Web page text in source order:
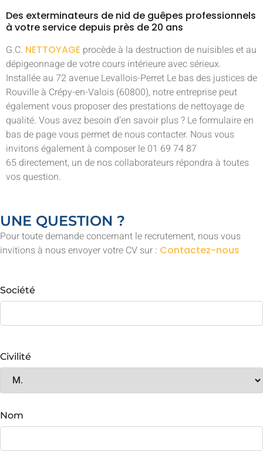
Des exterminateurs de nid de guêpes professionnels
à votre service depuis près de 20 ans
G.C. NETTOYAGE procède à la destruction de nuisibles et au
dépigeonnage de votre cours intérieure avec sérieux.
Installée au 72 avenue Levallois-Perret Le bas des justices de
Rouville à Crépy-en-Valois (60800), notre entreprise peut
également vous proposer des prestations de nettoyage de
qualité. Vous avez besoin d’en savoir plus ? Le formulaire en
bas de page vous permet de nous contacter. Nous vous
invitons également à composer le 01 69 74 87
65 directement, un de nos collaborateurs répondra à toutes
vos question.
UNE QUESTION ?
Pour toute demande concernant le recrutement, nous vous
invitions à nous envoyer votre CV sur : Contactez-nous
Société
Civilité
Nom